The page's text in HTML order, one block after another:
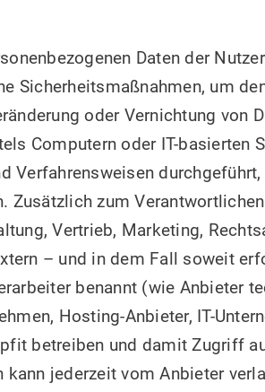
Daten der
Sicherheitsmaßnahmen, um
oder Vernichtung von
Computern oder IT-basierten
Verfahrensweisen
Zusätzlich zum
Vertrieb, Marketing,
– und in dem Fall soweit
benannt (wie Anbieter
Hosting-Anbieter, IT-
betreiben und damit Zugriff
jederzeit vom Anbieter